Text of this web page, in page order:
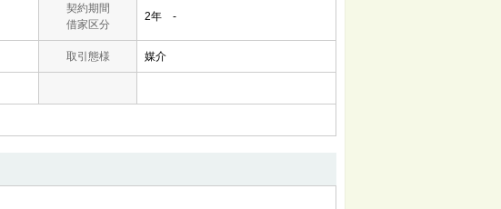
契約期間
借家区分
2年 -
取引態様 媒介